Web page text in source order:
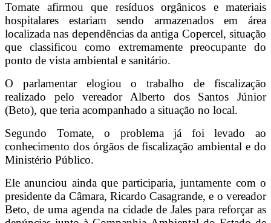
Tomate afirmou que resíduos orgânicos e materiais
hospitalares estariam sendo armazenados em área
localizada nas dependências da antiga Copercel, situação
que classificou como extremamente preocupante do
ponto de vista ambiental e sanitário.
O parlamentar elogiou o trabalho de fiscalização
realizado pelo vereador Alberto dos Santos Júnior
(Beto), que teria acompanhado a situação no local.
Segundo Tomate, o problema já foi levado ao
conhecimento dos órgãos de fiscalização ambiental e do
Ministério Público.
Ele anunciou ainda que participaria, juntamente com o
presidente da Câmara, Ricardo Casagrande, e o vereador
Beto, de uma agenda na cidade de Jales para reforçar as